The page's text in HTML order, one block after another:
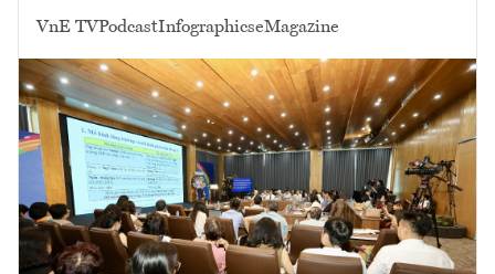
VnE TVPodcastInfographicseMagazine